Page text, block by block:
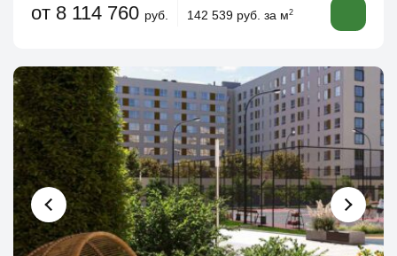
от 8 114 760 руб. 142 539 руб. за м2